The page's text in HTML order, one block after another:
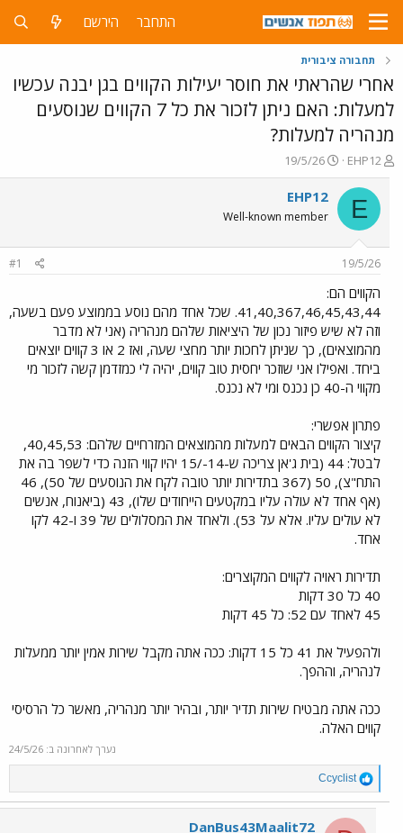
התחבר הירשם
תחבורה ציבורית
אחרי שהראתי את חוסר יעילות הקווים בגן יבנה עכשיו
למעלות: האם ניתן לזכור את כל 7 הקווים שנוסעים
מנהריה למעלות?
פ
ו
ת
ח
ה
ו
ש
א
EHP12
פ
ו
ר
ם
ך
19/5/26
E
EHP12
Well-known member
19/5/26
#1
הקווים הם:
41,40,367,46,45,43,44. שכל אחד מהם נוסע בממוצע פעם בשעה,
וזה לא שיש פיזור נכון של היציאות שלהם מנהריה (אני לא מדבר
מהמוצאים), כך שניתן לחכות יותר מחצי שעה, ואז 2 או 3 קווים יוצאים
ביחד. ואפילו אני שוזכר יחסית טוב קווים, יהיה לי כמזדמן קשה לזכור מי
מקווי ה-40 כן נכנס ומי לא נכנס.
פתרון אפשרי:
קיצור הקווים הבאים למעלות מהמוצאים המזרחיים שלהם: 40,45,53,
לבטל: 44 (בית ג'אן צריכה ש-14-/15 יהיו קווי הזנה כדי לשפר בה את
התח"צ), 50 (367 בתדירות יותר טובה לקח את הנוסעים של 50), 46
(אף אחד לא עולה עליו במקטעים הייחודים שלו), 43 (ביאנוח, אנשים
לא עולים עליו. אלא על 53). ולאחד את המסלולים של 39 ו-42 לקו
אחד.
תדירות ראויה לקווים המקוצרים:
40 כל 30 דקות
45 לאחד עם 52: כל 45 דקות
ולהפעיל את 41 כל 15 דקות: ככה אתה מקבל שירות אמין יותר ממעלות
לנהריה, וההפך.
ככה אתה מבטיח שירות תדיר יותר, ובהיר יותר מנהריה, מאשר כל הרסיסי
קווים האלה.
נערך לאחרונה ב: 24/5/26
R
e
a
c
Ccyclist
DanBus43Maalit72